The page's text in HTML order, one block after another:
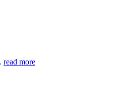
read more